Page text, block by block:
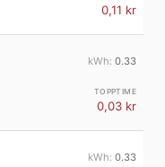
0,11 kr
0.33
0,03 kr
0.33